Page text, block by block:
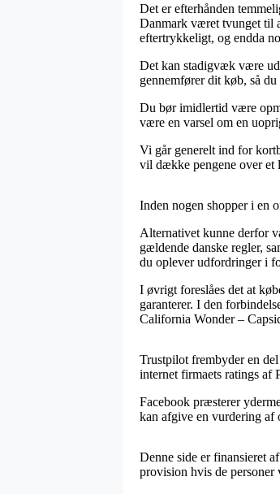
Det er efterhånden
Danmark været tvunget til
eftertrykkeligt, og endda
Det kan stadigvæk være
gennemfører dit køb, så
Du bør imidlertid være
være en varsel om en
Vi går generelt ind for
vil dække pengene over et
Inden nogen shopper i en
Alternativet kunne derfor
gældende danske regler,
du oplever udfordringer i
I øvrigt foreslåes det at
garanterer. I den
California Wonder –
Trustpilot frembyder en
internet firmaets ratings af
Facebook præsterer
kan afgive en vurdering af
Denne side er finansieret
provision hvis de personer